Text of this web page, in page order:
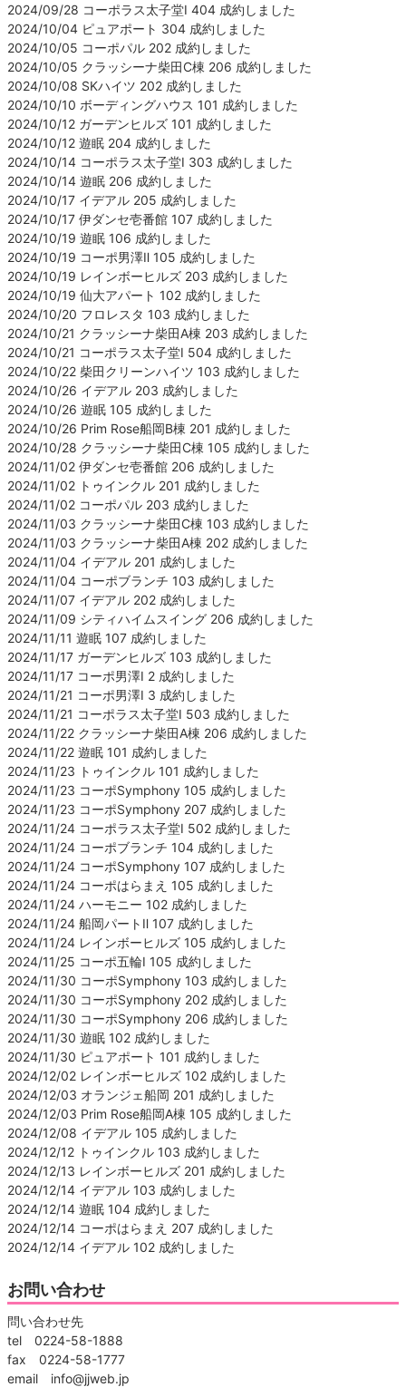
2024/09/28 コーポラス太子堂Ⅰ 404 成約しました
2024/10/04 ピュアポート 304 成約しました
2024/10/05 コーポパル 202 成約しました
2024/10/05 クラッシーナ柴田C棟 206 成約しました
2024/10/08 SKハイツ 202 成約しました
2024/10/10 ボーディングハウス 101 成約しました
2024/10/12 ガーデンヒルズ 101 成約しました
2024/10/12 遊眠 204 成約しました
2024/10/14 コーポラス太子堂Ⅰ 303 成約しました
2024/10/14 遊眠 206 成約しました
2024/10/17 イデアル 205 成約しました
2024/10/17 伊ダンセ壱番館 107 成約しました
2024/10/19 遊眠 106 成約しました
2024/10/19 コーポ男澤Ⅱ 105 成約しました
2024/10/19 レインボーヒルズ 203 成約しました
2024/10/19 仙大アパート 102 成約しました
2024/10/20 フロレスタ 103 成約しました
2024/10/21 クラッシーナ柴田A棟 203 成約しました
2024/10/21 コーポラス太子堂Ⅰ 504 成約しました
2024/10/22 柴田クリーンハイツ 103 成約しました
2024/10/26 イデアル 203 成約しました
2024/10/26 遊眠 105 成約しました
2024/10/26 Prim Rose船岡B棟 201 成約しました
2024/10/28 クラッシーナ柴田C棟 105 成約しました
2024/11/02 伊ダンセ壱番館 206 成約しました
2024/11/02 トゥインクル 201 成約しました
2024/11/02 コーポパル 203 成約しました
2024/11/03 クラッシーナ柴田C棟 103 成約しました
2024/11/03 クラッシーナ柴田A棟 202 成約しました
2024/11/04 イデアル 201 成約しました
2024/11/04 コーポブランチ 103 成約しました
2024/11/07 イデアル 202 成約しました
2024/11/09 シティハイムスイング 206 成約しました
2024/11/11 遊眠 107 成約しました
2024/11/17 ガーデンヒルズ 103 成約しました
2024/11/17 コーポ男澤Ⅰ 2 成約しました
2024/11/21 コーポ男澤Ⅰ 3 成約しました
2024/11/21 コーポラス太子堂Ⅰ 503 成約しました
2024/11/22 クラッシーナ柴田A棟 206 成約しました
2024/11/22 遊眠 101 成約しました
2024/11/23 トゥインクル 101 成約しました
2024/11/23 コーポSymphony 105 成約しました
2024/11/23 コーポSymphony 207 成約しました
2024/11/24 コーポラス太子堂Ⅰ 502 成約しました
2024/11/24 コーポブランチ 104 成約しました
2024/11/24 コーポSymphony 107 成約しました
2024/11/24 コーポはらまえ 105 成約しました
2024/11/24 ハーモニー 102 成約しました
2024/11/24 船岡パートⅡ 107 成約しました
2024/11/24 レインボーヒルズ 105 成約しました
2024/11/25 コーポ五輪Ⅰ 105 成約しました
2024/11/30 コーポSymphony 103 成約しました
2024/11/30 コーポSymphony 202 成約しました
2024/11/30 コーポSymphony 206 成約しました
2024/11/30 遊眠 102 成約しました
2024/11/30 ピュアポート 101 成約しました
2024/12/02 レインボーヒルズ 102 成約しました
2024/12/03 オランジェ船岡 201 成約しました
2024/12/03 Prim Rose船岡A棟 105 成約しました
2024/12/08 イデアル 105 成約しました
2024/12/12 トゥインクル 103 成約しました
2024/12/13 レインボーヒルズ 201 成約しました
2024/12/14 イデアル 103 成約しました
2024/12/14 遊眠 104 成約しました
2024/12/14 コーポはらまえ 207 成約しました
2024/12/14 イデアル 102 成約しました
お問い合わせ
問い合わせ先
tel 0224-58-1888
fax 0224-58-1777
email info@jjweb.jp